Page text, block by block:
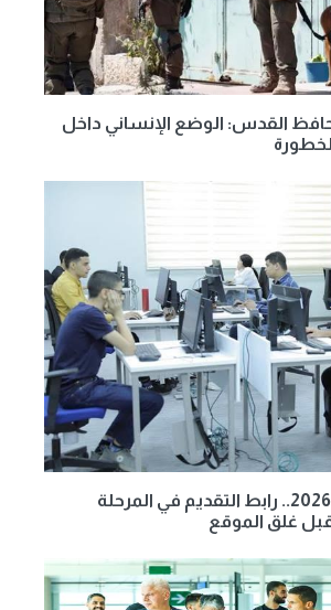
القدس: الوضع الإنساني داخل
تنسيق الجامعات 2026.. رابط التقديم في المرحلة
قبل غلق الموقع